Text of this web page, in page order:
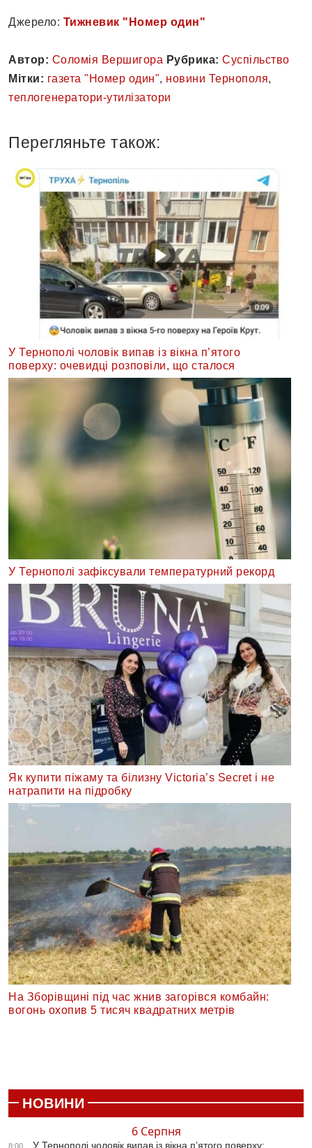
Джерело: Тижневик "Номер один"
Автор: Соломія Вершигора Рубрика: Суспільство
Мітки: газета "Номер один", новини Тернополя,
теплогенератори-утилізатори
Перегляньте також:
У Тернополі чоловік випав із вікна п’ятого
поверху: очевидці розповіли, що сталося
У Тернополі зафіксували температурний рекорд
Як купити піжаму та білизну Victoria’s Secret і не
натрапити на підробку
На Зборівщині під час жнив загорівся комбайн:
вогонь охопив 5 тисяч квадратних метрів
НОВИНИ
6 Серпня
8:00 У Тернополі чоловік випав із вікна п’ятого поверху: